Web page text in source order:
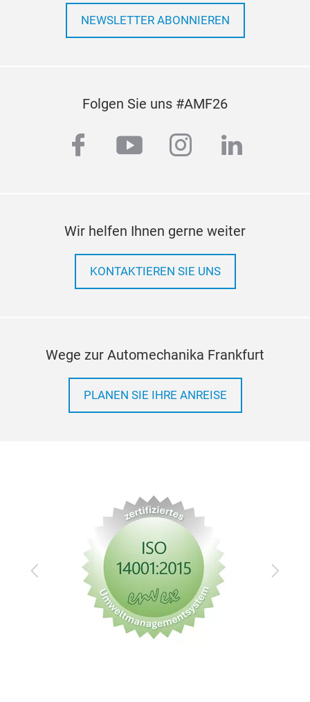
NEWSLETTER ABONNIEREN
Folgen Sie uns #AMF26
facebook
youtubeinstagram
linkedin
Wir helfen Ihnen gerne weiter
KONTAKTIEREN SIE UNS
Wege zur Automechanika Frankfurt
PLANEN SIE IHRE ANREISE
Zurück Vor